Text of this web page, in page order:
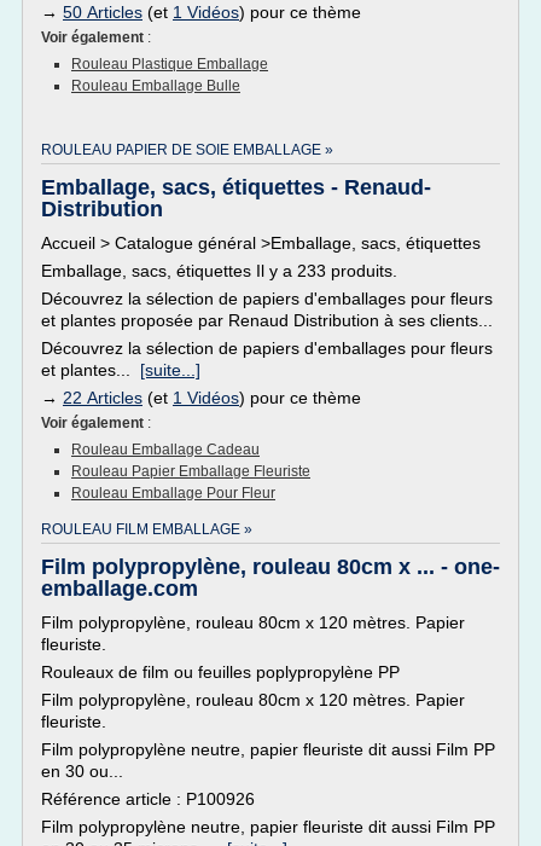
→ 50 Articles (et 1 Vidéos) pour ce thème
Voir également :
Rouleau Plastique Emballage
Rouleau Emballage Bulle
ROULEAU PAPIER DE SOIE EMBALLAGE »
Emballage, sacs, étiquettes - Renaud-
Distribution
Accueil > Catalogue général >Emballage, sacs, étiquettes
Emballage, sacs, étiquettes Il y a 233 produits.
Découvrez la sélection de papiers d'emballages pour fleurs
et plantes proposée par Renaud Distribution à ses clients...
Découvrez la sélection de papiers d'emballages pour fleurs
et plantes... [suite...]
→ 22 Articles (et 1 Vidéos) pour ce thème
Voir également :
Rouleau Emballage Cadeau
Rouleau Papier Emballage Fleuriste
Rouleau Emballage Pour Fleur
ROULEAU FILM EMBALLAGE »
Film polypropylène, rouleau 80cm x ... - one-
emballage.com
Film polypropylène, rouleau 80cm x 120 mètres. Papier
fleuriste.
Rouleaux de film ou feuilles poplypropylène PP
Film polypropylène, rouleau 80cm x 120 mètres. Papier
fleuriste.
Film polypropylène neutre, papier fleuriste dit aussi Film PP
en 30 ou...
Référence article : P100926
Film polypropylène neutre, papier fleuriste dit aussi Film PP